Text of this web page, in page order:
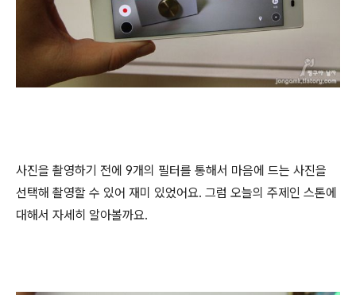
사진을 촬영하기 전에 9개의 필터를 통해서 마음에 드는 사진을
선택해 촬영할 수 있어 재미 있었어요. 그럼 오늘의 주제인 스톤에
대해서 자세히 알아볼까요.